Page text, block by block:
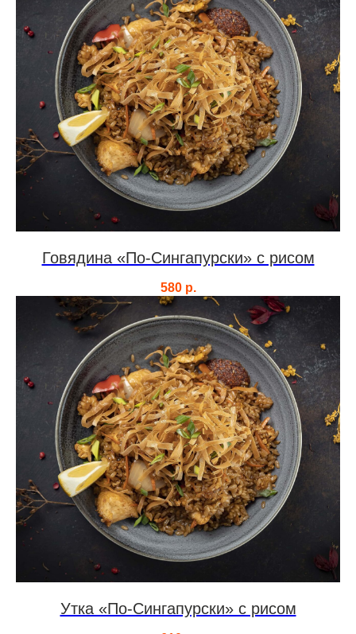
Говядина «По-Сингапурски» с рисом
580 р.
Утка «По-Сингапурски» с рисом